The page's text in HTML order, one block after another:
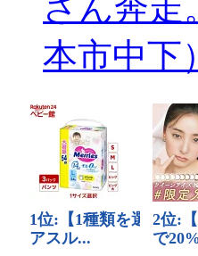
さん奔走
本市中下）